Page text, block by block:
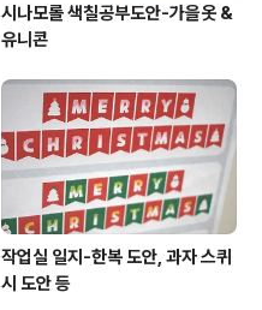
시나모롤 색칠공부도안-가을옷 &
유니콘
작업실 일지-한복 도안, 과자 스퀴
시 도안 등